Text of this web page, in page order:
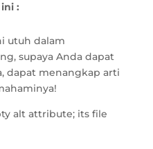
:
utuh dalam
supaya Anda dapat
dapat menangkap arti